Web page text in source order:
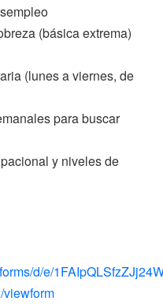
(básica extrema)
(lunes a viernes, de
para buscar
y niveles de
d/e/